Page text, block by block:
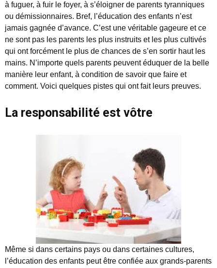
à fuguer, à fuir le foyer, à s’éloigner de parents tyranniques
ou démissionnaires. Bref, l’éducation des enfants n’est
jamais gagnée d’avance. C’est une véritable gageure et ce
ne sont pas les parents les plus instruits et les plus cultivés
qui ont forcément le plus de chances de s’en sortir haut les
mains. N’importe quels parents peuvent éduquer de la belle
manière leur enfant, à condition de savoir que faire et
comment. Voici quelques pistes qui ont fait leurs preuves.
La responsabilité est vôtre
Même si dans certains pays ou dans certaines cultures,
l’éducation des enfants peut être confiée aux grands-parents